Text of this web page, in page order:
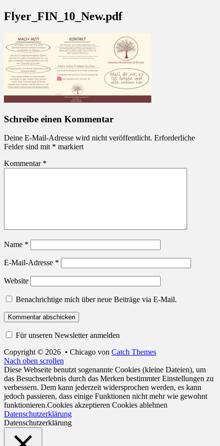
Flyer_FIN_10_New.pdf
Schreibe einen Kommentar
Deine E-Mail-Adresse wird nicht veröffentlicht. Erforderliche
Felder sind mit * markiert
Kommentar *
Name *
E-Mail-Adresse *
Website
Benachrichtige mich über neue Beiträge via E-Mail.
Für unseren Newsletter anmelden
Copyright © 2026 • Chicago von Catch Themes
Nach oben scrollen
Diese Webseite benutzt sogenannte Cookies (kleine Dateien), um
das Besuchserlebnis durch das Merken bestimmter Einstellungen zu
verbessern. Dem kann jederzeit widersprochen werden, es kann
jedoch passieren, dass einige Funktionen nicht mehr wie gewohnt
funktionieren.Cookies akzeptieren Cookies ablehnen
Datenschutzerklärung
Datenschutzerklärung